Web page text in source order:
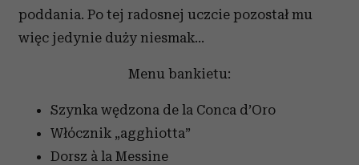
poddania. Po tej radosnej uczcie pozostał mu
więc jedynie duży niesmak...
Menu bankietu:
Szynka wędzona de la Conca d’Oro
Włócznik „agghiotta”
Dorsz à la Messine